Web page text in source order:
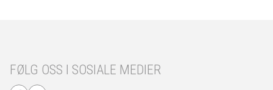
FØLG OSS I SOSIALE MEDIER